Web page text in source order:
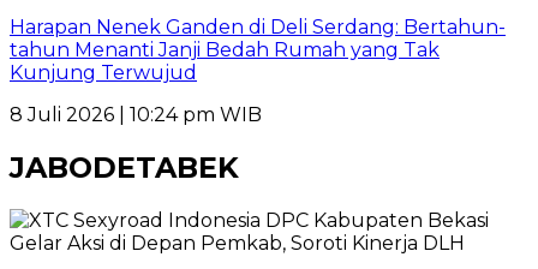
Harapan Nenek Ganden di Deli Serdang: Bertahun-
tahun Menanti Janji Bedah Rumah yang Tak
Kunjung Terwujud
8 Juli 2026 | 10:24 pm WIB
JABODETABEK